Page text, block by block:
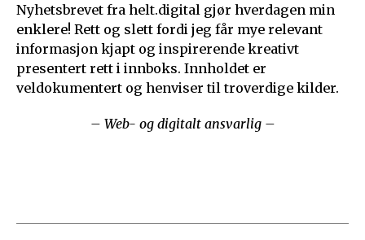
Nyhetsbrevet fra helt.digital gjør hverdagen min
enklere! Rett og slett fordi jeg får mye relevant
informasjon kjapt og inspirerende kreativt
presentert rett i innboks. Innholdet er
veldokumentert og henviser til troverdige kilder.
– Web- og digitalt ansvarlig –